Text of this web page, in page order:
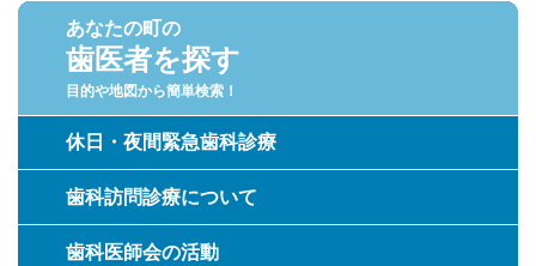
あなたの町の
歯医者を探す
目的や地図から簡単検索！
休日・夜間緊急歯科診療
歯科訪問診療について
歯科医師会の活動